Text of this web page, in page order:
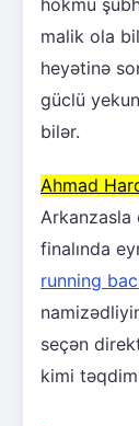
malik ola
heyətinə
güclü
bilər.
Ahmad
Arkanzasla
finalında
running
seçən
kimi